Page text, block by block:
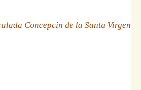
Concepcin de la Santa Virgen